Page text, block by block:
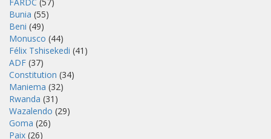
Bunia (55)
Beni (49)
Monusco (44)
Félix Tshisekedi (41)
ADF (37)
Constitution (34)
Maniema (32)
Rwanda (31)
Wazalendo (29)
Goma (26)
Paix (26)